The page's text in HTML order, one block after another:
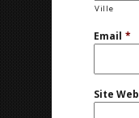
Ville
Email *
Site Web